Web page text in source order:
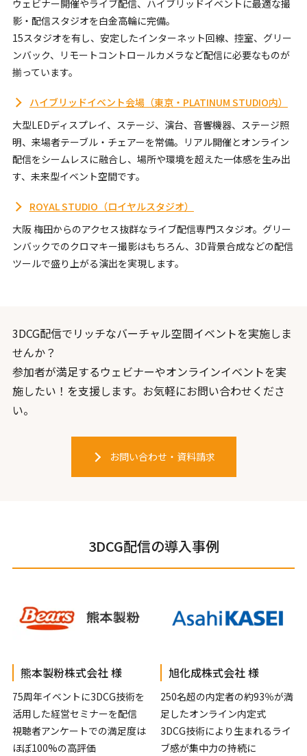
ウェビナー開催やライブ配信、ハイブリッドイベントに最適な撮
影・配信スタジオを白金高輪に完備。
15スタジオを有し、安定したインターネット回線、控室、グリー
ンバック、リモートコントロールカメラなど配信に必要なものが
揃っています。
ハイブリッドイベント会場（東京・PLATINUM STUDIO内）
大型LEDディスプレイ、ステージ、演台、音響機器、ステージ照
明、来場者テーブル・チェアーを常備。リアル開催とオンライン
配信をシームレスに融合し、場所や環境を超えた一体感を生み出
す、未来型イベント空間です。
ROYAL STUDIO（ロイヤルスタジオ）
大阪 梅田からのアクセス抜群なライブ配信専門スタジオ。グリー
ンバックでのクロマキー撮影はもちろん、3D背景合成などの配信
ツールで盛り上がる演出を実現します。
3DCG配信でリッチなバーチャル空間イベントを実施しま
せんか？
参加者が満足するウェビナーやオンラインイベントを実
施したい！を支援します。お気軽にお問い合わせくださ
い。
お問い合わせ・資料請求
3DCG配信の導入事例
熊本製粉株式会社 様
75周年イベントに3DCG技術を
活用した経営セミナーを配信
視聴者アンケートでの満足度は
ほぼ100%の高評価
旭化成株式会社 様
250名超の内定者の約93％が満
足したオンライン内定式
3DCG技術により生まれるライ
ブ感が集中力の持続に